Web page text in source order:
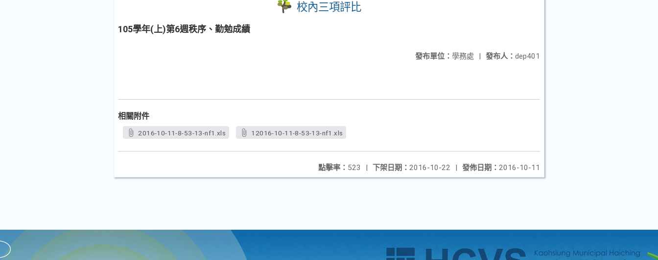
校內三項評比
105學年(上)第6週秩序、勤勉成績
發布人： dep401
發布單位： 學務處 |
相關附件
2016-10-11-8-53-13-nf1.xls 12016-10-11-8-53-13-nf1.xls
發佈日期： 2016-10-11
下架日期： 2016-10-22 |
點擊率： 523 |